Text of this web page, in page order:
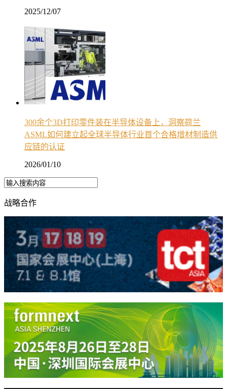
2025/12/07
300余个3D打印零件装在半导体设备上，洞察荷兰
ASML如何建立起全球半导体行业首个合格增材制造供
应链的认证
2026/01/10
战略合作